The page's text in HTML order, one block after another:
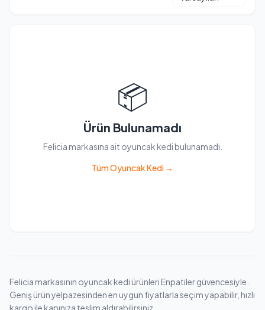
📦
Ürün Bulunamadı
Felicia markasına ait oyuncak kedi bulunamadı.
Tüm Oyuncak Kedi →
Felicia markasının oyuncak kedi ürünleri Enpatiler güvencesiyle.
Geniş ürün yelpazesinden en uygun fiyatlarla seçim yapabilir, hızlı
kargo ile kapınıza teslim aldırabilirsiniz.